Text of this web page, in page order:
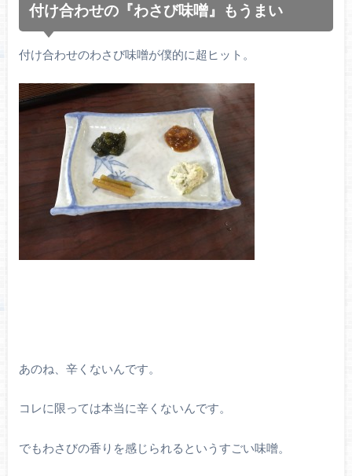
付け合わせの『わさび味噌』もうまい
付け合わせのわさび味噌が僕的に超ヒット。
あのね、辛くないんです。
コレに限っては本当に辛くないんです。
でもわさびの香りを感じられるというすごい味噌。